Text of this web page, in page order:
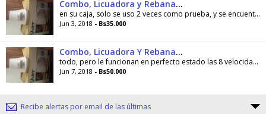
Combo, Licuadora y Rebanadora Oster, V descripción
en su caja, solo se uso 2 veces como prueba, y se encuentra en
Jun 3, 2018 - Bs35.000
Combo, Licuadora Y Rebanadora Oster, Leer Descripción
todo, pero le funcionan en perfecto estado las 8 velocidades y todo lo demás como se ve en las fotos.
Jun 7, 2018 - Bs50.000
Recibe alertas por email de las últimas